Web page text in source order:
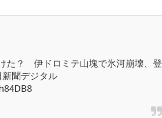
た？ 伊ドロミテ山塊で氷河崩壊、登
聞デジタル